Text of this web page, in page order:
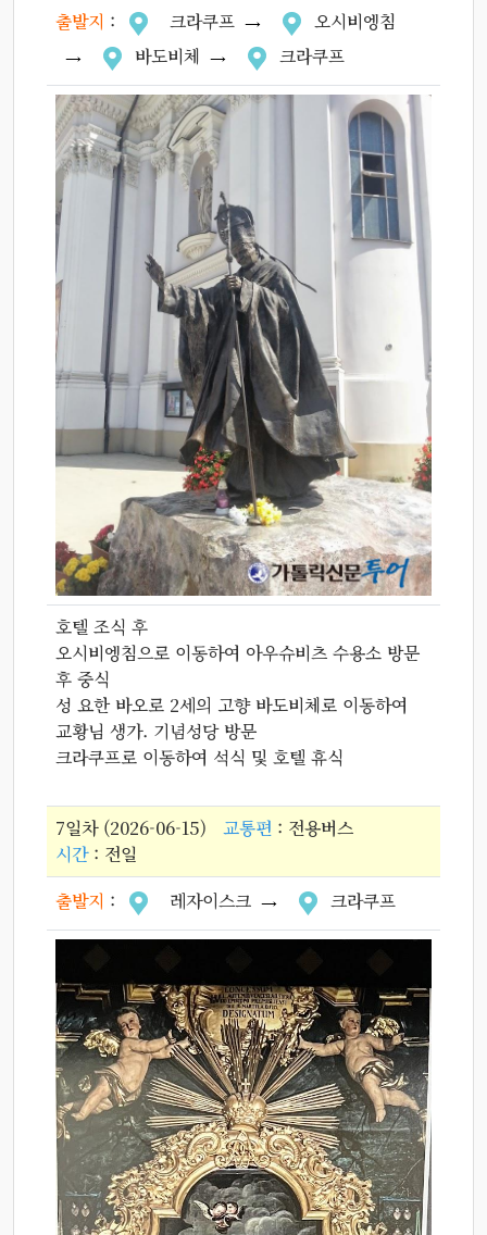
출발지 : 크라쿠프
오시비엥침
바도비체
크라쿠프
호텔 조식 후
오시비엥침으로 이동하여 아우슈비츠 수용소 방문
후 중식
성 요한 바오로 2세의 고향 바도비체로 이동하여
교황님 생가. 기념성당 방문
크라쿠프로 이동하여 석식 및 호텔 휴식
7일차 (2026-06-15) 교통편 : 전용버스
시간: 전일
출발지 : 레자이스크 크라쿠프